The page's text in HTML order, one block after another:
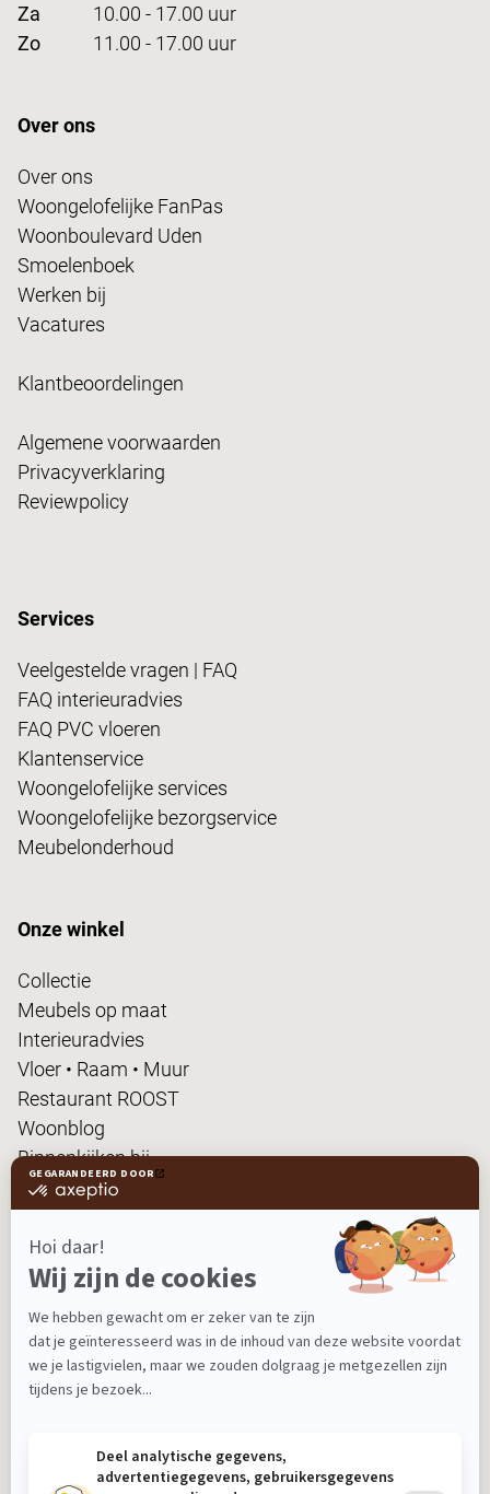
Za
10.00 - 17.00 uur
Zo
11.00 - 17.00 uur
Over ons
Over ons
Woongelofelijke FanPas
Woonboulevard Uden
Smoelenboek
Werken bij
Vacatures
Klantbeoordelingen
Algemene voorwaarden
Privacyverklaring
Reviewpolicy
Services
Veelgestelde vragen | FAQ
FAQ interieuradvies
FAQ PVC vloeren
Klantenservice
Woongelofelijke services
Woongelofelijke bezorgservice
Meubelonderhoud
Onze winkel
Collectie
Meubels op maat
Interieuradvies
Vloer • Raam • Muur
Restaurant ROOST
Woonblog
Binnenkijken bij...
FanPas
Ontvang nieuws, tips en de laatste acties!